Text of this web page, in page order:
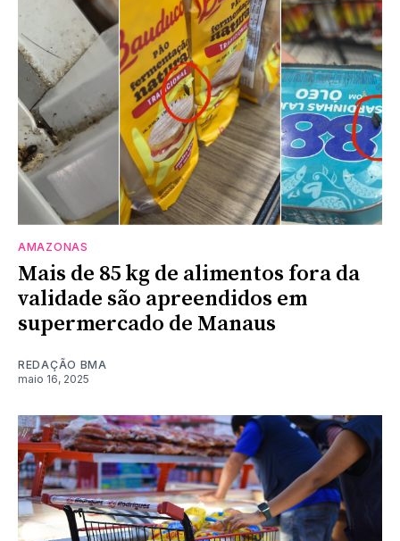
AMAZONAS
Mais de 85 kg de alimentos fora da
validade são apreendidos em
supermercado de Manaus
REDAÇÃO BMA
maio 16, 2025